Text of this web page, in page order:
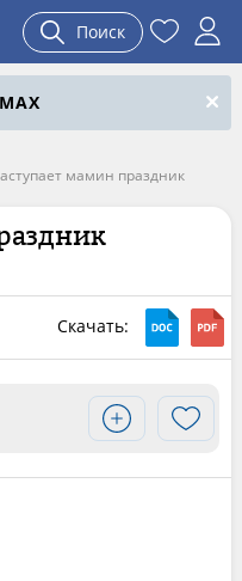
Поиск
MAX
мамин праздник
Скачать: